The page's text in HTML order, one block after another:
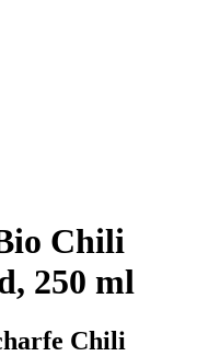
Chili
250 ml
Chili